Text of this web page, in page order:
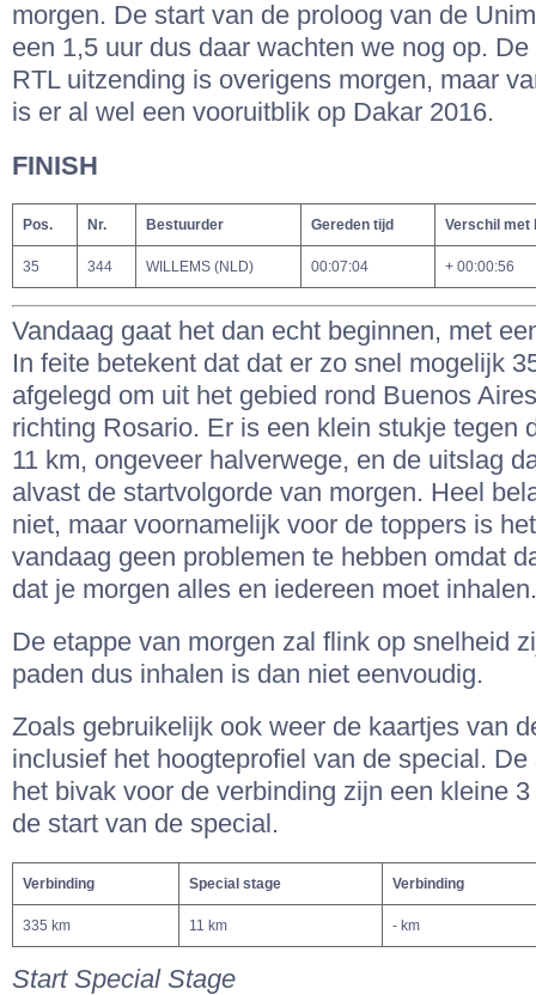
morgen. De start van de proloog van de
een 1,5 uur dus daar wachten we nog op.
RTL uitzending is overigens morgen, maar
is er al wel een vooruitblik op Dakar 2016.
FINISH
Pos. Nr. Bestuurder Gereden tijd Verschil met
35 344 WILLEMS (NLD) 00:07:04 + 00:00:56
Vandaag gaat het dan echt beginnen, met
In feite betekent dat dat er zo snel mogelijk
afgelegd om uit het gebied rond Buenos
richting Rosario. Er is een klein stukje tegen
11 km, ongeveer halverwege, en de uitslag
alvast de startvolgorde van morgen. Heel
niet, maar voornamelijk voor de toppers is
vandaag geen problemen te hebben omdat
dat je morgen alles en iedereen moet inhalen.
De etappe van morgen zal flink op snelheid
paden dus inhalen is dan niet eenvoudig.
Zoals gebruikelijk ook weer de kaartjes van
inclusief het hoogteprofiel van de special.
het bivak voor de verbinding zijn een kleine
de start van de special.
Verbinding Special stage Verbinding
335 km 11 km - km
Start Special Stage